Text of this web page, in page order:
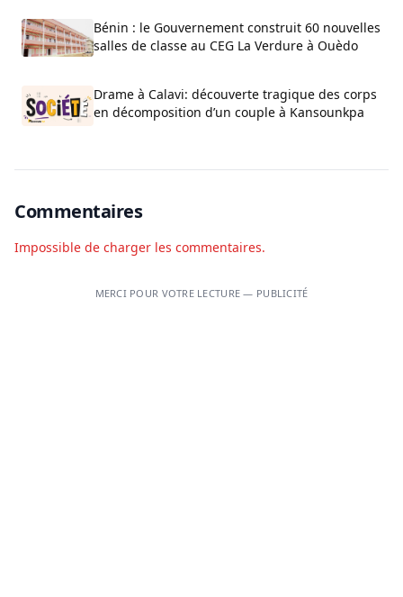
Bénin : le Gouvernement construit 60 nouvelles
salles de classe au CEG La Verdure à Ouèdo
Drame à Calavi: découverte tragique des corps
en décomposition d’un couple à Kansounkpa
Commentaires
Impossible de charger les commentaires.
MERCI POUR VOTRE LECTURE — PUBLICITÉ